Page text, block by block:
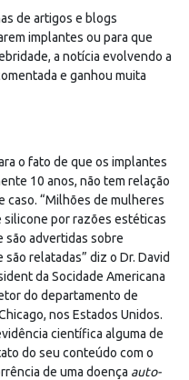
de artigos e blogs
implantes ou para que
a notícia evolvendo a
e ganhou muita
o fato de que os implantes
10 anos, não tem relação
caso. “Milhões de mulheres
silicone por razões estéticas
são advertidas sobre
relatadas” diz o Dr. David
da Socidade Americana
do departamento de
nos Estados Unidos.
científica alguma de
do seu conteúdo com o
de uma doença auto-